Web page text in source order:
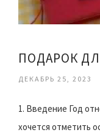
ДЕКАБРЬ 25, 2023
1. Введение Год
хочется отметить